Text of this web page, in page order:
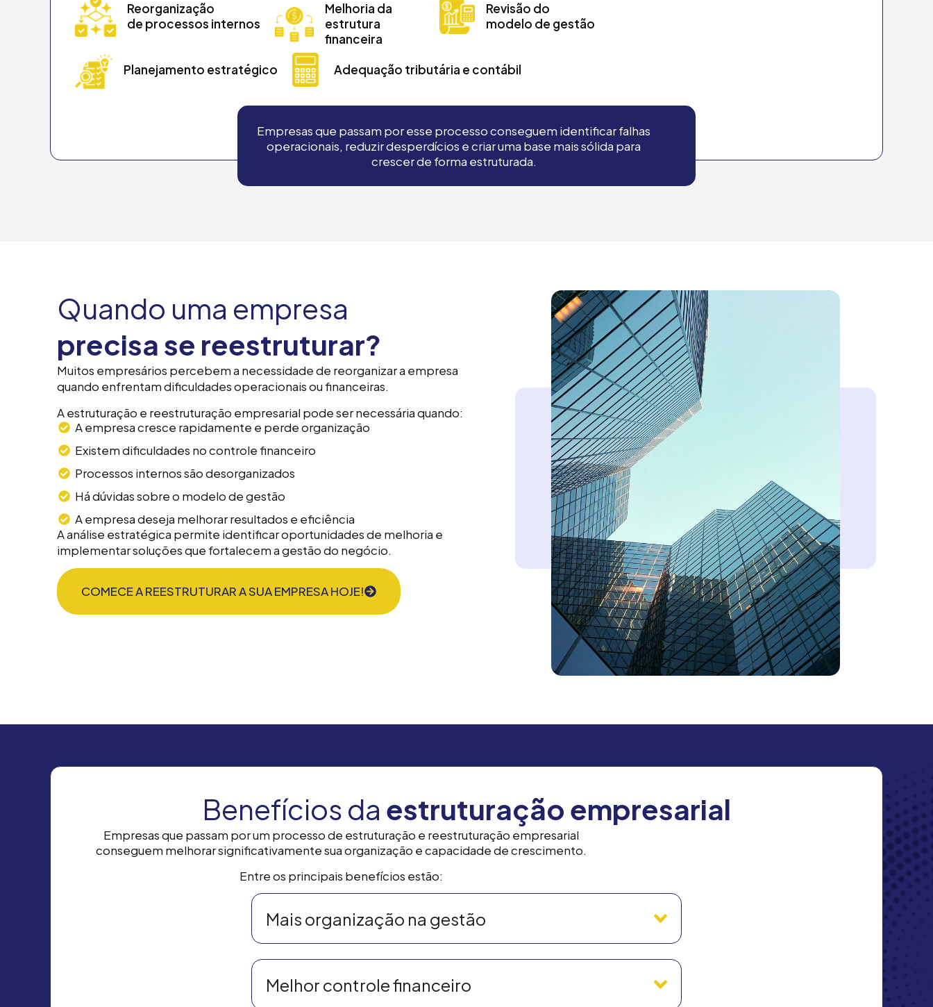
Reorganização
de processos internos
Melhoria da
estrutura
financeira
Revisão do
modelo de gestão
Planejamento estratégico Adequação tributária e contábil
Empresas que passam por esse processo conseguem identificar falhas
operacionais, reduzir desperdícios e criar uma base mais sólida para
crescer de forma estruturada.
Quando uma empresa
precisa se reestruturar?
Muitos empresários percebem a necessidade de reorganizar a empresa
quando enfrentam dificuldades operacionais ou financeiras.
A estruturação e reestruturação empresarial pode ser necessária quando:
A empresa cresce rapidamente e perde organização
Existem dificuldades no controle financeiro
Processos internos são desorganizados
Há dúvidas sobre o modelo de gestão
A empresa deseja melhorar resultados e eficiência
A análise estratégica permite identificar oportunidades de melhoria e
implementar soluções que fortalecem a gestão do negócio.
COMECE A REESTRUTURAR A SUA EMPRESA HOJE!
Benefícios da estruturação empresarial
Empresas que passam por um processo de estruturação e reestruturação empresarial
conseguem melhorar significativamente sua organização e capacidade de crescimento.
Entre os principais benefícios estão:
Mais organização na gestão
Melhor controle financeiro